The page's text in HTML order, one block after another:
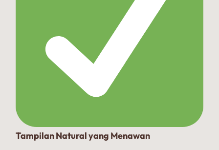
Tampilan Natural yang Menawan